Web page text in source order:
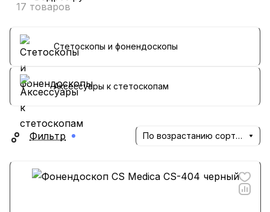
17 товаров
Стетоскопы и фонендоскопы
Аксессуары к стетоскопам
Фильтр По возрастанию сортировки